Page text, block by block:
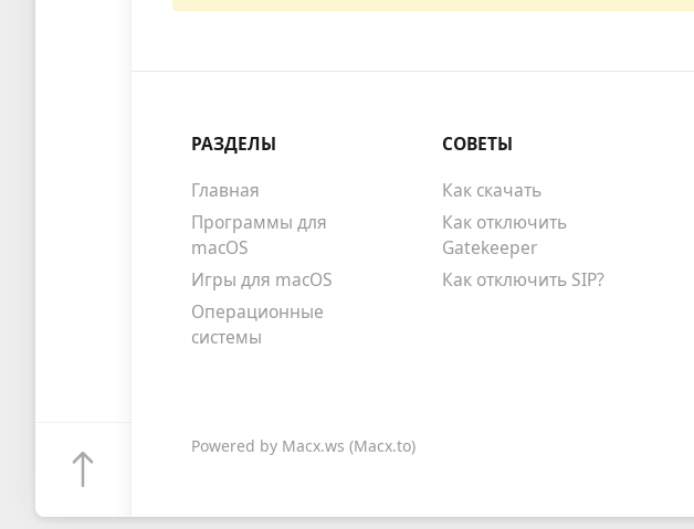
РАЗДЕЛЫ
Главная
Программы для
macOS
Игры для macOS
Операционные
системы
СОВЕТЫ
Как скачать
Как отключить
Gatekeeper
Как отключить SIP?
Powered by Macx.ws (Macx.to)